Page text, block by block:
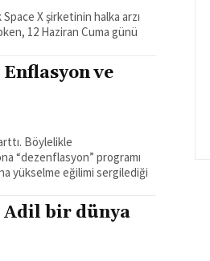
X şirketinin halka arzı
12 Haziran Cuma günü
ve
Böylelikle
“dezenflasyon” programı
yükselme eğilimi sergilediği
Adil bir dünya